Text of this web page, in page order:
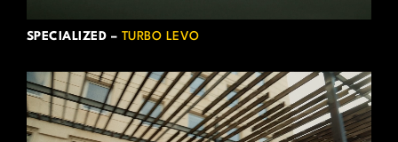
SPECIALIZED – TURBO LEVO